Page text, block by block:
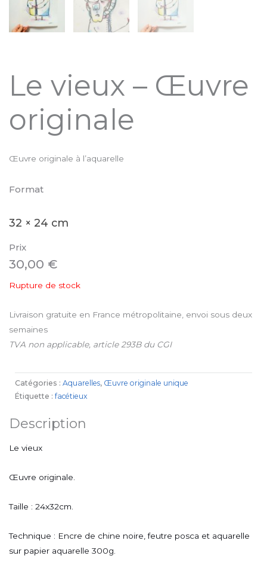
Le vieux – Œuvre
originale
Œuvre originale à l’aquarelle
Format
32 × 24 cm
Prix
30,00 €
Rupture de stock
Livraison gratuite en France métropolitaine, envoi sous deux
semaines
TVA non applicable, article 293B du CGI
Catégories : Aquarelles, Œuvre originale unique
Étiquette : facétieux
Description
Le vieux
Œuvre originale.
Taille : 24x32cm.
Technique : Encre de chine noire, feutre posca et aquarelle
sur papier aquarelle 300g.